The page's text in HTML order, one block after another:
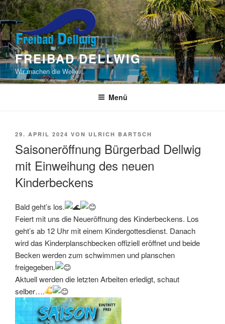
Zum
Inhalt
springen
FREIBAD DELLWIG
Wir machen die Welle…
Menü
VERÖFFENTLICHT
29. APRIL 2024 VON ULRICH BARTSCH
Saisoneröffnung Bürgerbad Dellwig
mit Einweihung des neuen
Kinderbeckens
Bald geht’s los.
Feiert mit uns die Neueröffnung des Kinderbeckens. Los
geht’s ab 12 Uhr mit einem Kindergottesdienst. Danach
wird das Kinderplanschbecken offiziell eröffnet und beide
Becken werden zum schwimmen und planschen
freigegeben.
Aktuell werden die letzten Arbeiten erledigt, schaut
selber….